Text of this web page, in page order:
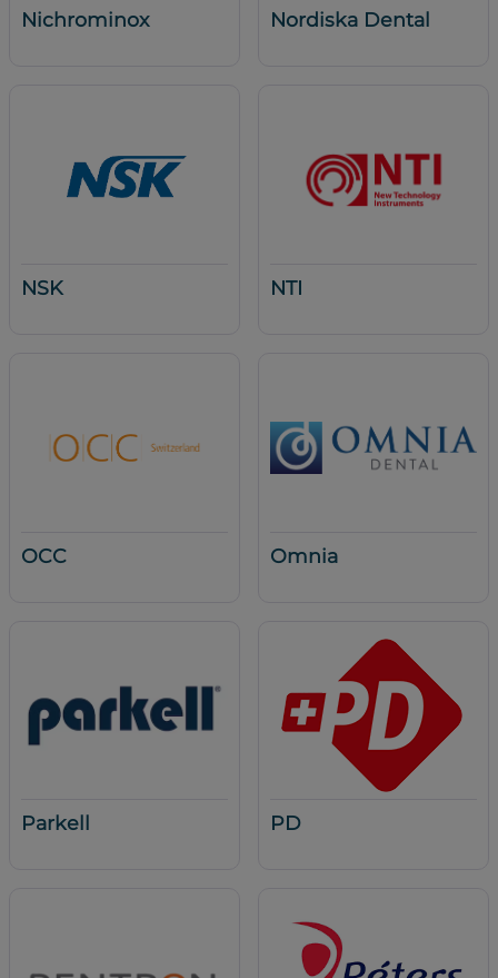
Nichrominox Nordiska Dental
NSK NTI
OCC Omnia
Parkell PD